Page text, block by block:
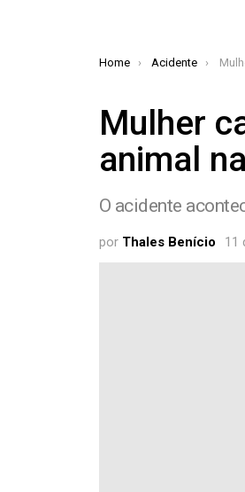
You are here:
Home Acidente
Mulher
animal
O acidente
por Thales Benício 11